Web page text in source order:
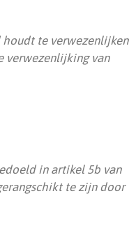
te verwezenlijken
verwezenlijking van
in artikel 5b van
te zijn door